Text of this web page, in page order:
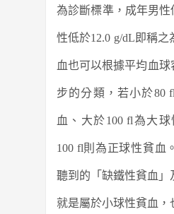
為診斷標準，成年男性
性低於12.0 g/dL即稱
血也可以根據平均血
步的分類，若小於80
血、大於100 fl為大
100 fl則為正球性貧血
聽到的「缺鐵性貧血」
就是屬於小球性貧血，